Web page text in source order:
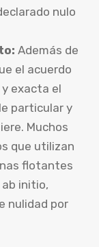
nulo
Además de
el acuerdo
exacta el
particular y
Muchos
que utilizan
flotantes
initio,
nulidad por